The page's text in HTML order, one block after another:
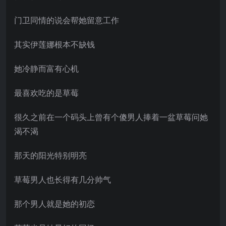
门卫同情的说会帮她留意工作
其实伊莲娜根本不缺钱
她冷静而富有心机
最喜欢吃的是草莓
很久之前在一个码头上曾有个傻男人捧着一盆草莓问她
渴不渴
那天的阳光特别明亮
草莓男人也长得有几分帅气
那个男人就是她的初恋